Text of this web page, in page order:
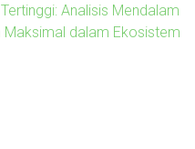
Analisis Mendalam
dalam Ekosistem